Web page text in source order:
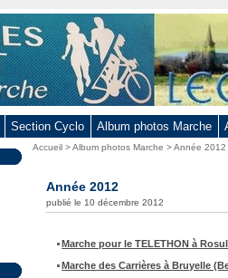
Section Cyclo Album photos Marche
Vous
Accueil >Album photos Marche > Année 2012
Année 2012
publié le 10 décembre 2012
Marche pour le TELETHON à
Marche des Carrières à Bruyelle